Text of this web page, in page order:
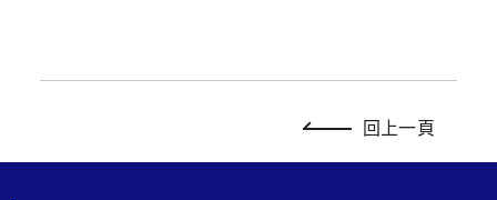
回上一頁